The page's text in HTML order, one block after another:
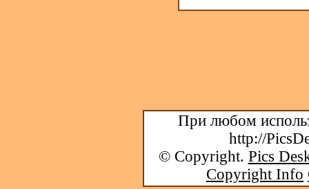
При любом
http://
© Copyright. Pics
Copyright Info